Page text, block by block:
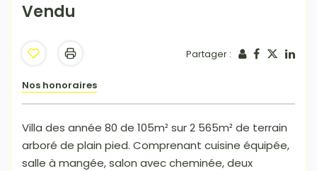
Vendu
Partager :
Nos honoraires
Villa des année 80 de 105m² sur 2 565m² de terrain
arboré de plain pied. Comprenant cuisine équipée,
salle à mangée, salon avec cheminée, deux